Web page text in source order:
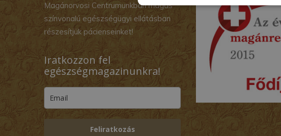
Magánorvosi Centrumunkban magas
színvonalú egészségügyi ellátásban
részesítjük pácienseinket!
Iratkozzon fel
egészségmagazinunkra!
Feliratkozás